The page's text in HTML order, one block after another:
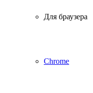
Для браузера
Chrome